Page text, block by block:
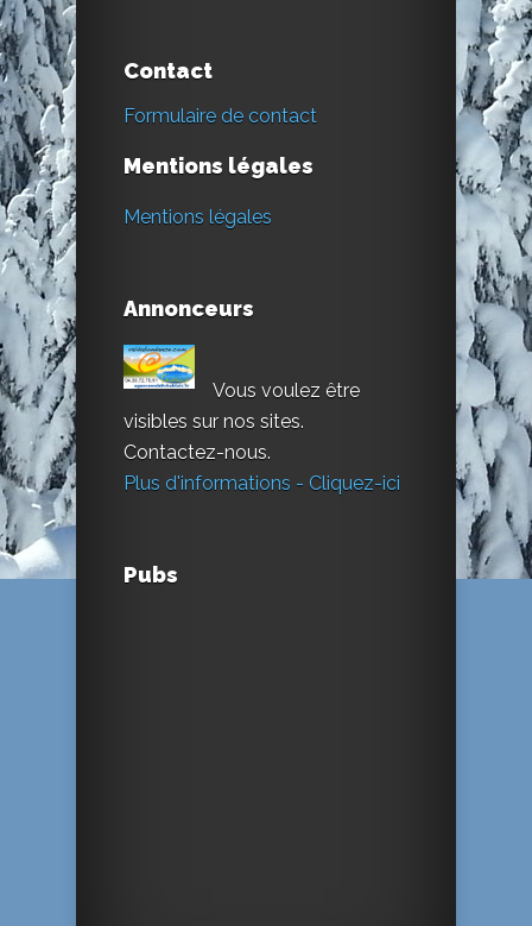
Contact
Formulaire de contact
Mentions légales
Mentions légales
Annonceurs
Vous voulez être
visibles sur nos sites.
Contactez-nous.
Plus d'informations - Cliquez-ici
Pubs